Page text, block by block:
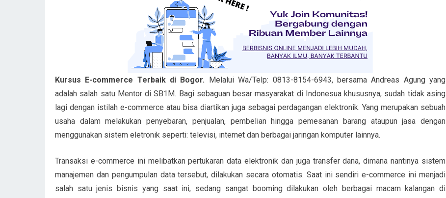
Kursus E-commerce Terbaik di Bogor. Melalui Wa/Telp: 0813-8154-6943, bersama Andreas Agung yang
adalah salah satu Mentor di SB1M. Bagi sebaguan besar masyarakat di Indonesua khususnya, sudah tidak asing
lagi dengan istilah e-commerce atau bisa diartikan juga sebagai perdagangan elektronik. Yang merupakan sebuah
usaha dalam melakukan penyebaran, penjualan, pembelian hingga pemesanan barang ataupun jasa dengan
menggunakan sistem eletronik seperti: televisi, internet dan berbagai jaringan komputer lainnya.
Transaksi e-commerce ini melibatkan pertukaran data elektronik dan juga transfer dana, dimana nantinya sistem
manajemen dan pengumpulan data tersebut, dilakukan secara otomatis. Saat ini sendiri e-commerce ini menjadi
salah satu jenis bisnis yang saat ini, sedang sangat booming dilakukan oleh berbagai macam kalangan di